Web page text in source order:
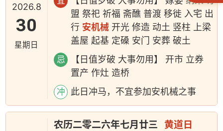
2026.8
30
星期日
盟 祭祀 祈福 斋醮 普渡 移徙 入宅 出
行 安机械 开光 修造 动土 竖柱 上梁
盖屋 起基 定磉 安门 安葬 破土
忌
【日值岁破 大事勿用】 开市 立券
置产 作灶 造桥
冲 此日冲马，不宜参加安机械之事
农历二零二六年七月廿三 黄道日